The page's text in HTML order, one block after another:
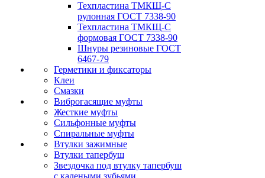
Техпластина ТМКЩ-С
рулонная ГОСТ 7338-90
Техпластина ТМКЩ-С
формовая ГОСТ 7338-90
Шнуры резиновые ГОСТ
6467-79
Герметики и фиксаторы
Клеи
Смазки
Виброгасящие муфты
Жесткие муфты
Сильфонные муфты
Спиральные муфты
Втулки зажимные
Втулки тапербуш
Звездочка под втулку тапербуш
c калеными зубьями